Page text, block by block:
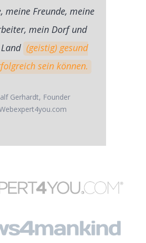
meine Freunde, meine
mein Dorf und
(geistig) gesund
sein können.
Gerhardt, Founder